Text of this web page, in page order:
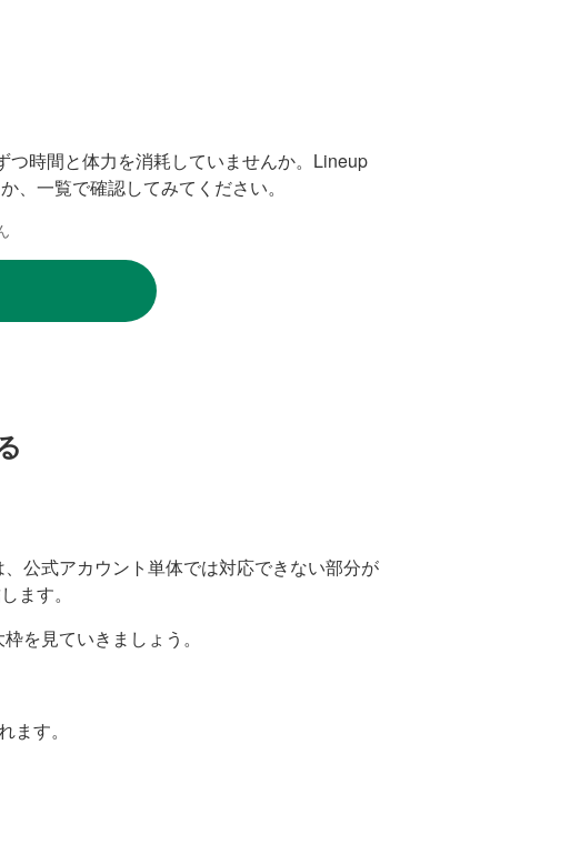
時間と体力を消耗していませんか。Lineup
一覧で確認してみてください。
公式アカウント単体では対応できない部分が
ます。
を見ていきましょう。
す。